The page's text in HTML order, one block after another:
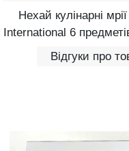
Нехай кулінарні
International 6
Відгуки про